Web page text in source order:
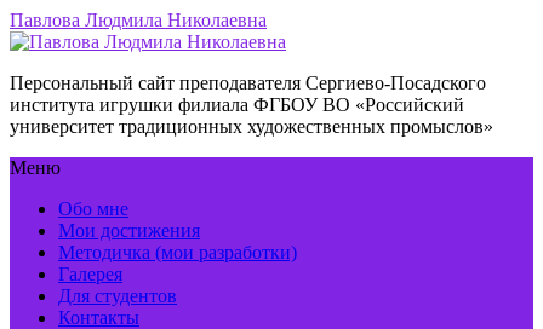
Павлова Людмила Николаевна
Персональный сайт преподавателя Сергиево-Посадского
института игрушки филиала ФГБОУ ВО «Российский
университет традиционных художественных промыслов»
Меню
Обо мне
Мои достижения
Методичка (мои разработки)
Галерея
Для студентов
Контакты